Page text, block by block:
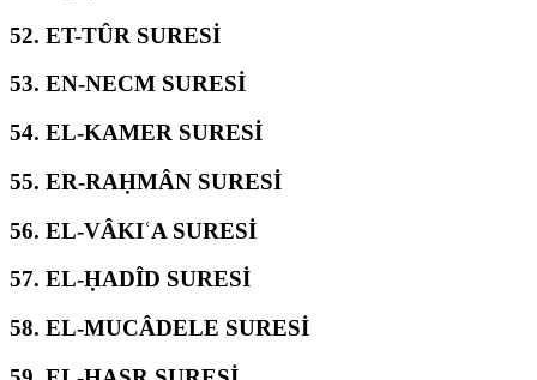
52. ET-TÛR SURESİ
53. EN-NECM SURESİ
54. EL-KAMER SURESİ
55. ER-RAḤMÂN SURESİ
56. EL-VÂKIʿA SURESİ
57. EL-ḤADÎD SURESİ
58. EL-MUCÂDELE SURESİ